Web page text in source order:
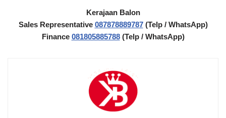
Kerajaan Balon
Sales Representative 087878889787(Telp / WhatsApp)
Finance 081805885788(Telp / WhatsApp)